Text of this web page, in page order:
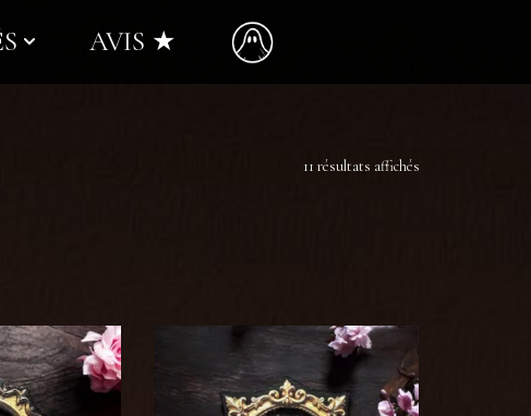
AVIS ★
11 résultats affichés